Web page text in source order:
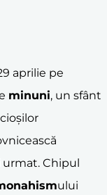
aprilie pe
minuni, un sfânt
urmat. Chipul
ului